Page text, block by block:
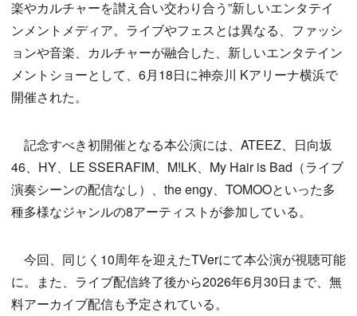
楽やカルチャーを讃え合い交わり合う”新しいエンタテイ
ンメントメディア。ライブやフェスとは異なる、ファッシ
ョンや音楽、カルチャーが融合した、新しいエンタテイン
メントショーとして、6月18日に神奈川 Kアリーナ横浜で
開催された。
記念すべき初開催となる本公演には、ATEEZ、日向坂
46、HY、LE SSERAFIM、M!LK、My Hair is Bad（ライブ
演奏シーンの配信なし）、the engy、TOMOOといった多
種多様なジャンルの8アーティストが参加している。
今回、同じく10周年を迎えたTVerにて本公演が視聴可能
に。また、ライブ配信終了後から2026年6月30日まで、無
料アーカイブ配信も予定されている。